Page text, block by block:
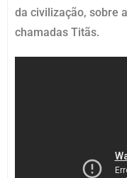
da civilização, sobre
chamadas Titãs.